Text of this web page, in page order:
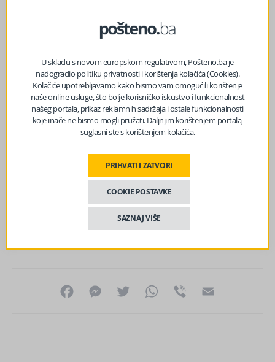
digitalnih novčanika.
Jedan od strateški važnih projekata jeste i izgradnja novih
željezničkih stajališta na području Kantona Sarajevo. U
saradnji s nadležnim općinama i institucijama Kantona
Sarajevo planirana je izgradnja ukupno 18 modernih
željezničkih stajališta, raspoređenih na ključnim
Nova stajališta doprinijet će boljoj integraciji željeznice s
ostalim vidovima javnog prevoza, smanjenju
saobraćajnih gužvi, te podsticanju korištenja ekološki
prihvatljivih oblika transporta.
FacebookMessenger
Twitter WhatsApp
Viber
U skladu s novom europskom regulativom, Pošteno.ba je
nadogradio politiku privatnosti i korištenja kolačića (Cookies).
Kolačiće upotrebljavamo kako bismo vam omogućili korištenje
naše online usluge, što bolje korisničko iskustvo i funkcionalnost
našeg portala, prikaz reklamnih sadržaja i ostale funkcionalnosti
koje inače ne bismo mogli pružati. Daljnjim korištenjem portala,
suglasni ste s korištenjem kolačića.
PRIHVATI I ZATVORI
COOKIE POSTAVKE
SAZNAJ VIŠE